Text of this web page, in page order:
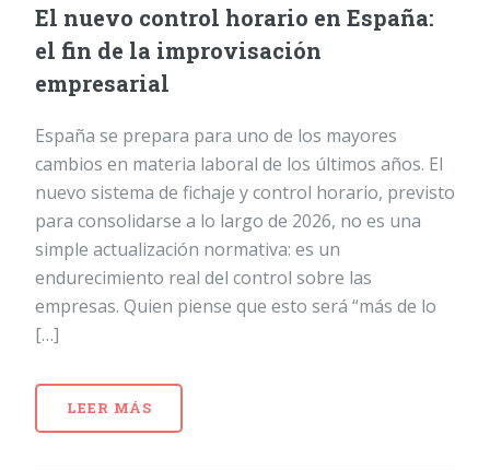
El nuevo control horario en España:
el fin de la improvisación
empresarial
España se prepara para uno de los mayores
cambios en materia laboral de los últimos años. El
nuevo sistema de fichaje y control horario, previsto
para consolidarse a lo largo de 2026, no es una
simple actualización normativa: es un
endurecimiento real del control sobre las
empresas. Quien piense que esto será “más de lo
[…]
LEER MÁS